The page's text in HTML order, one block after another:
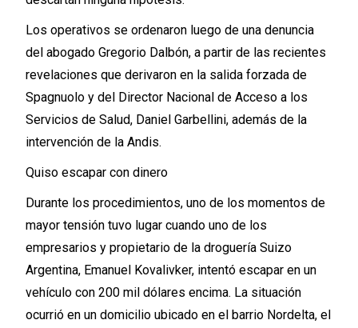
Los operativos se ordenaron luego de una denuncia
del abogado Gregorio Dalbón, a partir de las recientes
revelaciones que derivaron en la salida forzada de
Spagnuolo y del Director Nacional de Acceso a los
Servicios de Salud, Daniel Garbellini, además de la
intervención de la Andis.
Quiso escapar con dinero
Durante los procedimientos, uno de los momentos de
mayor tensión tuvo lugar cuando uno de los
empresarios y propietario de la droguería Suizo
Argentina, Emanuel Kovalivker, intentó escapar en un
vehículo con 200 mil dólares encima. La situación
ocurrió en un domicilio ubicado en el barrio Nordelta, el